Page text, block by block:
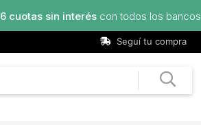
6 cuotas sin interés con todos los bancos
Seguí tu compra